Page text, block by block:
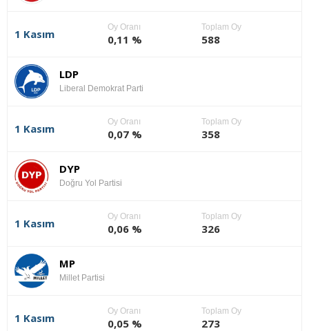
1 Kasım
Oy Oranı
0,11 %
Toplam Oy
588
LDP
Liberal Demokrat Parti
1 Kasım
Oy Oranı
0,07 %
Toplam Oy
358
DYP
Doğru Yol Partisi
1 Kasım
Oy Oranı
0,06 %
Toplam Oy
326
MP
Millet Partisi
1 Kasım
Oy Oranı
0,05 %
Toplam Oy
273